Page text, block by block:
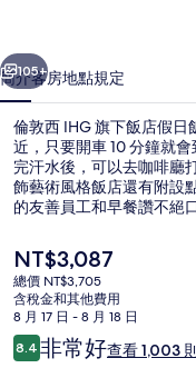
店
假
日
飯
店
的
相
片
集
個 下一個
105+
簡介客房地點規定
倫敦西 IHG 旗下飯店假
近，只要開車 10 分鐘就
完汗水後，可以去咖啡廳
飾藝術風格飯店還有附設
的友善員工和早餐讚不絕
目
前
的
價
格
是
NT$3,087
總價 NT$3,705
含稅金和其他費用
8 月 17 日 - 8 月 18 日
評
論
8.48.4 分，滿分 10 分，
非常好查看 1,003